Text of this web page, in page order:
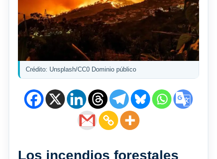
Crédito: Unsplash/CC0 Dominio público
Los incendios forestales